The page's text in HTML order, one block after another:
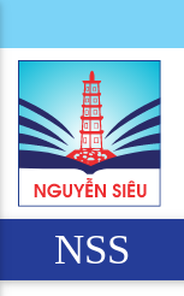
NSS